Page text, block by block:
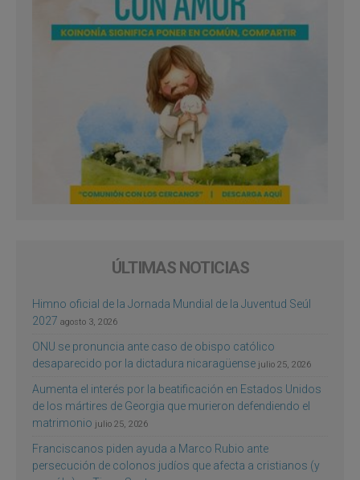
ÚLTIMAS NOTICIAS
Himno oficial de la Jornada Mundial de la Juventud Seúl
2027 agosto 3, 2026
ONU se pronuncia ante caso de obispo católico
desaparecido por la dictadura nicaragüense julio 25, 2026
Aumenta el interés por la beatificación en Estados Unidos
de los mártires de Georgia que murieron defendiendo el
matrimonio julio 25, 2026
Franciscanos piden ayuda a Marco Rubio ante
persecución de colonos judíos que afecta a cristianos (y